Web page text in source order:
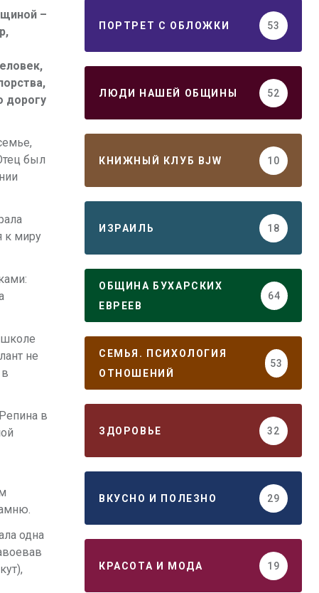
–
дорогу
был
к миру
школе
не
в
одна
ПОРТРЕТ С ОБЛОЖКИ 53
ЛЮДИ НАШЕЙ ОБЩИНЫ 52
КНИЖНЫЙ КЛУБ BJW 10
ИЗРАИЛЬ 18
ОБЩИНА БУХАРСКИХ
ЕВРЕЕВ
64
СЕМЬЯ. ПСИХОЛОГИЯ
ОТНОШЕНИЙ
53
ЗДОРОВЬЕ 32
ВКУСНО И ПОЛЕЗНО 29
КРАСОТА И МОДА 19